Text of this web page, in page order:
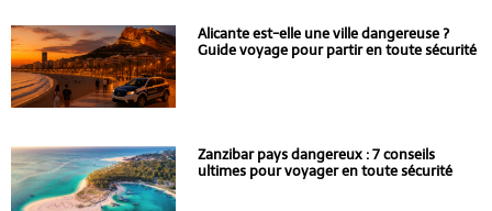
Alicante est-elle une ville dangereuse ?
Guide voyage pour partir en toute sécurité
Zanzibar pays dangereux : 7 conseils
ultimes pour voyager en toute sécurité